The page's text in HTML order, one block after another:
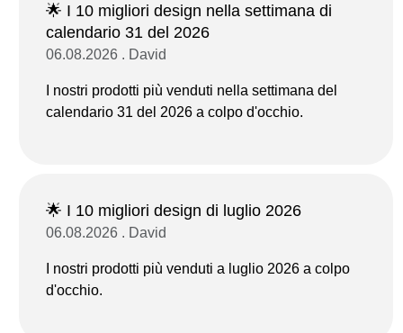
🌟 I 10 migliori design nella settimana di
calendario 31 del 2026
06.08.2026 . David
I nostri prodotti più venduti nella settimana del
calendario 31 del 2026 a colpo d'occhio.
🌟 I 10 migliori design di luglio 2026
06.08.2026 . David
I nostri prodotti più venduti a luglio 2026 a colpo
d'occhio.